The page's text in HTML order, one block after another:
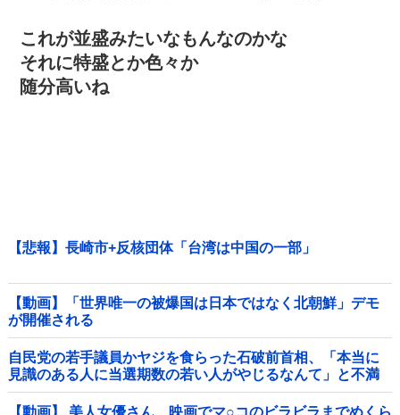
これが並盛みたいなもんなのかな
それに特盛とか色々か
随分高いね
【悲報】長崎市+反核団体「台湾は中国の一部」
【動画】「世界唯一の被爆国は日本ではなく北朝鮮」デモ
が開催される
自民党の若手議員かヤジを食らった石破前首相、「本当に
見識のある人に当選期数の若い人がやじるなんて」と不満
たらたらな様子を見せて……他